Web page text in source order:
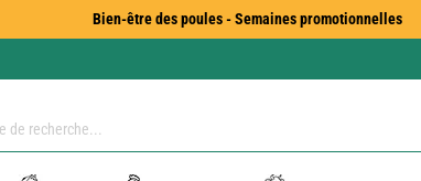
Bien-être des poules - Semaines promotionnelles